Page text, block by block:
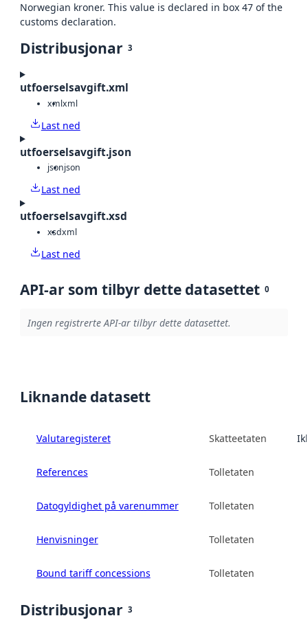
Norwegian kroner. This value is declared in box 47 of the
customs declaration.
Distribusjonar 3
utfoerselsavgift.xml
xmlxml
Last ned
utfoerselsavgift.json
jsonjson
Last ned
utfoerselsavgift.xsd
xsdxml
Last ned
API-ar som tilbyr dette datasettet 0
Ingen registrerte API-ar tilbyr dette datasettet.
Liknande datasett
Valutaregisteret Skatteetaten
References Tolletaten
Datogyldighet på varenummer Tolletaten
Henvisninger Tolletaten
Bound tariff concessions Tolletaten
Distribusjonar 3